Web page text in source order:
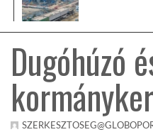
GLOBOTV BP
HÍR3D
TROPICALMAGAZIN
Dugóhúzó